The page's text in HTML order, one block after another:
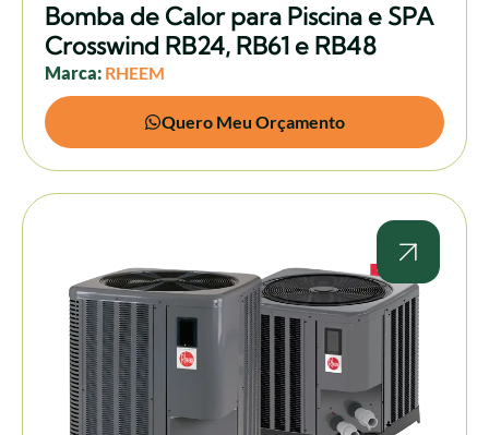
Bomba de Calor para Piscina e SPA
Crosswind RB24, RB61 e RB48
Marca: RHEEM
Quero Meu Orçamento